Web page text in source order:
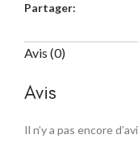
Partager:
Avis (0)
Avis
Il n’y a pas encore